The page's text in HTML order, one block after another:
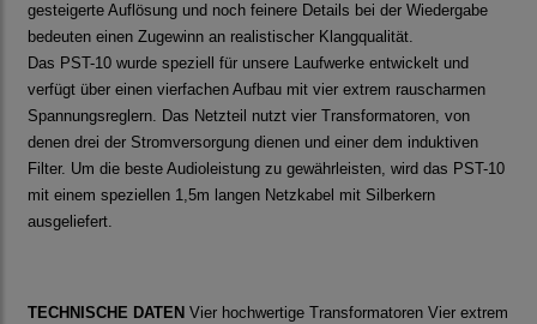
gesteigerte Auflösung und noch feinere Details bei der Wiedergabe
bedeuten einen Zugewinn an realistischer Klangqualität.
Das PST-10 wurde speziell für unsere Laufwerke entwickelt und
verfügt über einen vierfachen Aufbau mit vier extrem rauscharmen
Spannungsreglern. Das Netzteil nutzt vier Transformatoren, von
denen drei der Stromversorgung dienen und einer dem induktiven
Filter. Um die beste Audioleistung zu gewährleisten, wird das PST-10
mit einem speziellen 1,5m langen Netzkabel mit Silberkern
ausgeliefert.
TECHNISCHE DATEN Vier hochwertige Transformatoren Vier extrem